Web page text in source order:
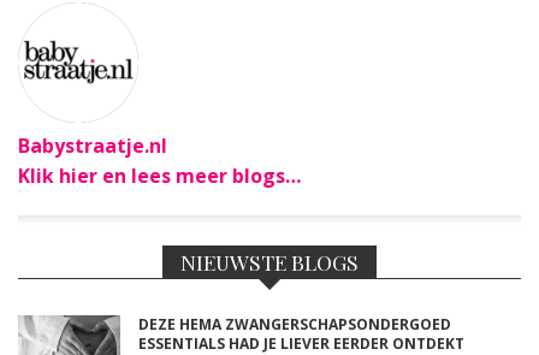
Babystraatje.nl
Klik hier en lees meer blogs…
NIEUWSTE BLOGS
DEZE HEMA ZWANGERSCHAPSONDERGOED
ESSENTIALS HAD JE LIEVER EERDER ONTDEKT